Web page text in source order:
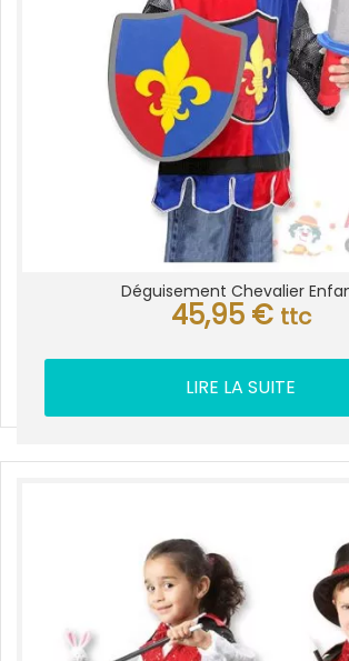
Déguisement Chevalier
45,95 € ttc
LIRE LA SUITE